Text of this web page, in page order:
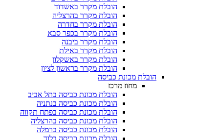
הובלת מקרר באשדוד
הובלת מקרר בהרצליה
הובלת מקרר בחדרה
הובלת מקרר בכפר סבא
הובלת מקרר ביבנה
הובלת מקרר באילת
הובלת מקרר באשקלון
הובלת מקרר בראשון לציון
הובלת מכונת כביסה
מחוז מרכז
הובלת מכונת כביסה בתל אביב
הובלת מכונת כביסה בנתניה
הובלת מכונת כביסה בפתח תקווה
הובלת מכונת כביסה בהרצליה
הובלת מכונת כביסה ברמלה